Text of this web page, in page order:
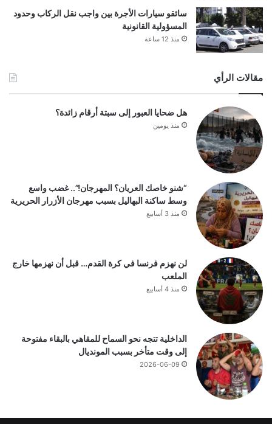
سائقو سيارات الأجرة بين واجب نقل الركاب وحدود
المسؤولية القانونية
منذ 12 ساعة
مقالات الرأي
هل ضحايا العبور إلى سبتة أرقام زائدة؟
منذ يومين
“شنو خاصك العريان؟ المهرجان!”.. غضب واسع
وسط ساكنة البهاليل بسبب مهرجان الأزرار الحريرية
منذ 3 أسابيع
لن نهزم فرنسا في كرة القدم… قبل أن نهزمها خارج
الملعب
منذ 4 أسابيع
الداخلية تتجه نحو السماح للمقاهي بالبقاء مفتوحة
إلى وقت متأخر بسبب المونديال
2026-06-09